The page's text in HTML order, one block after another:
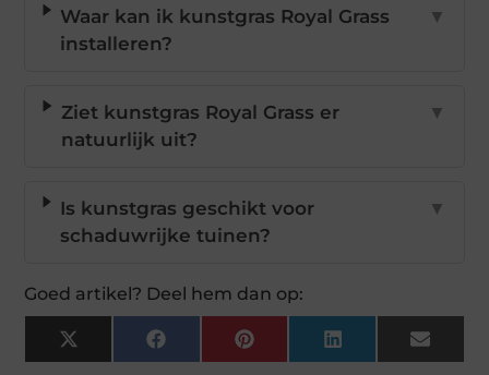
Waar kan ik kunstgras Royal Grass
installeren?
▼
Ziet kunstgras Royal Grass er
natuurlijk uit?
▼
Is kunstgras geschikt voor
schaduwrijke tuinen?
▼
Goed artikel? Deel hem dan op:
X
(Twitter)
FacebookPinterestLinkedInEmail